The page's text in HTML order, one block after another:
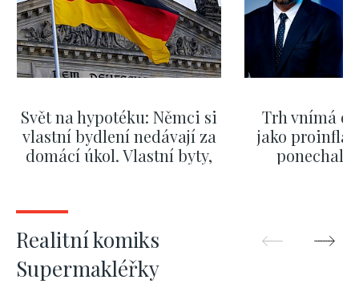
Svět na hypotéku: Němci si
vlastní bydlení nedávají za
domácí úkol. Vlastní byty,
Trh vnímá
jako
ponechali
Realitní komiks
Supermakléřky